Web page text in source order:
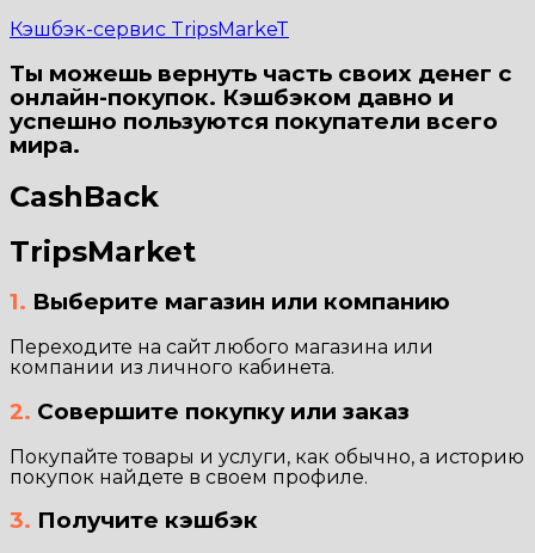
Кэшбэк-сервис TripsMarkeT
Ты можешь вернуть часть своих денег с
онлайн-покупок. Кэшбэком давно и
успешно пользуются покупатели всего
мира.
CashBack
TripsMarket
1. Выберите магазин или компанию
Переходите на сайт любого магазина или
компании из личного кабинета.
2. Совершите покупку или заказ
Покупайте товары и услуги, как обычно, а историю
покупок найдете в своем профиле.
3. Получите кэшбэк